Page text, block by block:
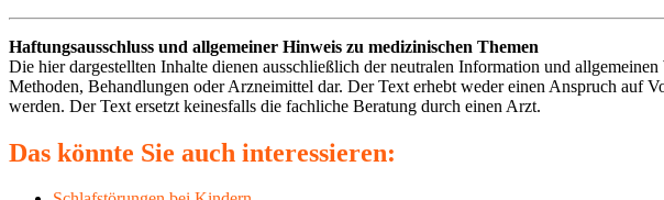
Haftungsausschluss und allgemeiner Hinweis zu medizinischen Themen
Die hier dargestellten Inhalte dienen ausschließlich der neutralen Information und
Methoden, Behandlungen oder Arzneimittel dar. Der Text erhebt weder einen Anspruch
werden. Der Text ersetzt keinesfalls die fachliche Beratung durch einen Arzt.
Das könnte Sie auch interessieren: